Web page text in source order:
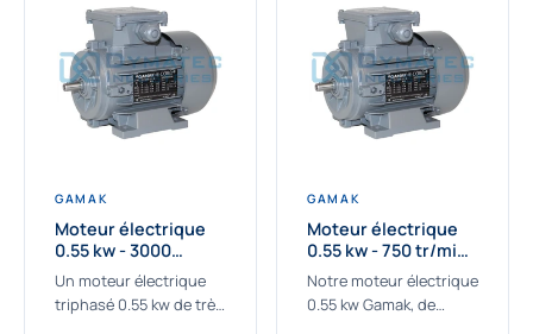
GAMAK
Moteur électrique
0.55 kw - 3000
Tr/min - 230/400V -
IE2
Un moteur électrique
triphasé 0.55 kw de très
GAMAK
Moteur électrique
0.55 kw - 750 tr/min -
230/400V - IE2
Notre moteur électrique
0.55 kw Gamak, de